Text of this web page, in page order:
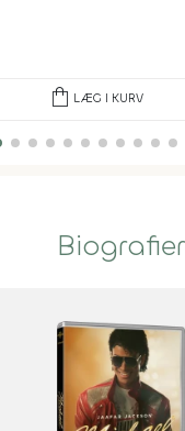
shopping_bag LÆG I KURV
Biografier